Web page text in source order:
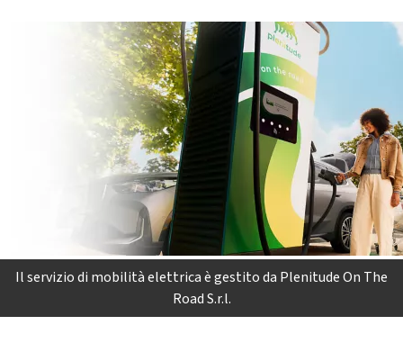
Il servizio di mobilità elettrica è gestito da Plenitude On The
Road S.r.l.